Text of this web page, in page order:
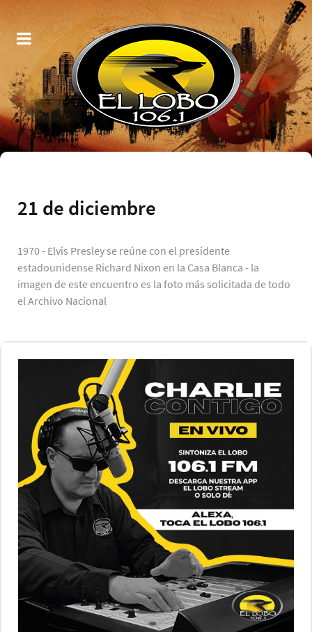
21 de diciembre
1970 - Elvis Presley se reúne con el presidente
estadounidense Richard Nixon en la Casa Blanca - la
imagen de este encuentro es la foto más solicitada de todo
el Archivo Nacional